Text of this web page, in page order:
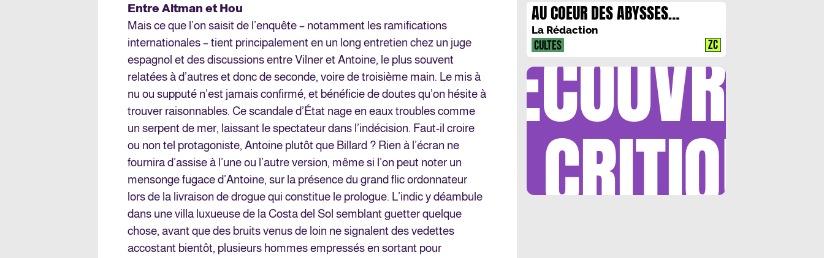
Entre Altman et Hou
Mais ce que l’on saisit de l’enquête – notamment les ramifications
internationales – tient principalement en un long entretien chez un juge
espagnol et des discussions entre Vilner et Antoine, le plus souvent
relatées à d’autres et donc de seconde, voire de troisième main. Le mis à
nu ou supputé n’est jamais confirmé, et bénéficie de doutes qu’on hésite à
trouver raisonnables. Ce scandale d’État nage en eaux troubles comme
un serpent de mer, laissant le spectateur dans l’indécision. Faut-il croire
ou non tel protagoniste, Antoine plutôt que Billard ? Rien à l’écran ne
fournira d’assise à l’une ou l’autre version, même si l’on peut noter un
mensonge fugace d’Antoine, sur la présence du grand flic ordonnateur
lors de la livraison de drogue qui constitue le prologue. L’indic y déambule
dans une villa luxueuse de la Costa del Sol semblant guetter quelque
chose, avant que des bruits venus de loin ne signalent des vedettes
accostant bientôt, plusieurs hommes empressés en sortant pour
AU COEUR DES ABYSSES
NOCTURNES
La Rédaction
CULTES ZC
DÉCOUVRIR
LES